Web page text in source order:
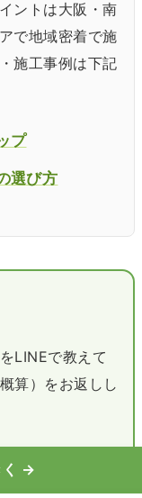
ントは大阪・南
で地域密着で施
施工事例は下記
プ
選び方
LINEで教えて
算）をお返しし
く →